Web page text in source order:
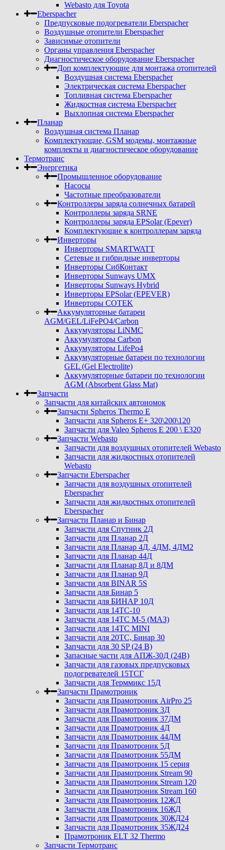
Webasto для Toyota
Eberspacher
Предпусковые подогреватели Eberspacher
Воздушные отопители Eberspacher
Зависимые отопители
Органы управления Eberspacher
Диагностическое оборудование Eberspacher
Доп комплектующие для монтажа отопителей
Воздушная система Eberspacher
Электрическая система Eberspacher
Топливная система Eberspacher
Жидкостная система Eberspacher
Выхлопная система Eberspacher
Планар
Воздушная система Планар
Комплектующие, GSM модемы, монтажные
комплекты и диагностическое оборудование
Термотранс
Энергетика
Промышленное оборудование
Насосы
Частотные преобразователи
Контроллеры заряда солнечных батарей
Контроллеры заряда SRNE
Контроллеры заряда EPSolar (Epever)
Комплектующие к контроллерам заряда
Инверторы
Инверторы SMARTWATT
Сетевые и гибридные инверторы
Инверторы СибКонтакт
Инверторы Sunways UMX
Инверторы Sunways Hybrid
Инверторы EPSolar (EPEVER)
Инверторы COTEK
Аккумуляторные батареи
AGM/GEL/LiFePO4/Carbon
Аккумуляторы LiNMC
Аккумуляторы Carbon
Аккумуляторы LifePo4
Аккумуляторные батареи по технологии
GEL (Gel Electrolite)
Аккумуляторные батареи по технологии
AGM (Absorbent Glass Mat)
Запчасти
Запчасти для китайских автономок
Запчасти Spheros Thermo E
Запчасти для Spheros E+ 320\200\120
Запчасти для Valeo Spheros E 200 \ E320
Запчасти Webasto
Запчасти для воздушных отопителей Webasto
Запчасти для жидкостных отопителей
Webasto
Запчасти Eberspacher
Запчасти для воздушных отопителей
Eberspacher
Запчасти для жидкостных отопителей
Eberspacher
Запчасти Планар и Бинар
Запчасти для Спутник 2Д
Запчасти для Планар 2Д
Запчасти для Планар 4Д, 4ДМ, 4ДМ2
Запчасти для Планар 44Д
Запчасти для Планар 8Д и 8ДМ
Запчасти для Планар 9Д
Запчасти для BINAR 5S
Запчасти для Бинар 5
Запчасти для БИНАР 10Д
Запчасти для 14ТС-10
Запчасти для 14ТС М-5 (МАЗ)
Запчасти для 14ТС MINI
Запчасти для 20ТС, Бинар 30
Запчасти для 30 SP (24 В)
Запасные части для АПЖ-30Д (24В)
Запчасти для газовых предпусковых
подогревателей 15ТСГ
Запчасти для Терммикс 15Д
Запчасти Прамотроник
Запчасти для Прамотроник AirPro 25
Запчасти для Прамотроник 3Д
Запчасти для Прамотроник 37ДМ
Запчасти для Прамотроник 4Д
Запчасти для Прамотроник 44ДМ
Запчасти для Прамотроник 5Д
Запчасти для Прамотроник 55ДМ
Запчасти для Прамотроник 15 серия
Запчасти для Прамотроник Stream 90
Запчасти для Прамотроник Stream 120
Запчасти для Прамотроник Stream 160
Запчасти для Прамотроник 12ЖД
Запчасти для Прамотроник 16ЖД
Запчасти для Прамотроник 30ЖД24
Запчасти для Прамотроник 35ЖД24
Прамотроник ELT 32 Thermo
Запчасти Термотранс